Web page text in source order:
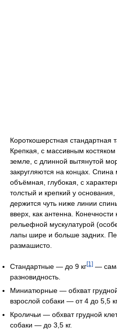
Короткошерстная стандартная
Крепкая, с массивным
земле, с длинной вытянутой
закругляются на концах. Спина
объёмная, глубокая, с
толстый и крепкий у
держится чуть ниже линии
вверх, как антенна. Конечности
рельефной мускулатурой
лапы шире и больше задних.
размашисто.
Стандартные — до 9 кг[1] —
разновидность.
Миниатюрные — обхват
взрослой собаки — от 4 до 5,5
Кроличьи — обхват грудной
собаки — до 3,5 кг.